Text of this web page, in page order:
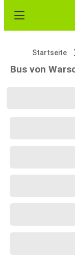
Startseite
Bus von